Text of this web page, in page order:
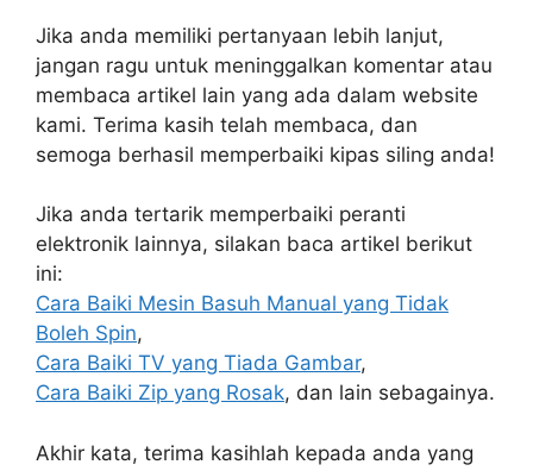
Jika anda memiliki pertanyaan lebih lanjut,
jangan ragu untuk meninggalkan komentar atau
membaca artikel lain yang ada dalam website
kami. Terima kasih telah membaca, dan
semoga berhasil memperbaiki kipas siling anda!
Jika anda tertarik memperbaiki peranti
elektronik lainnya, silakan baca artikel berikut
ini:
Cara Baiki Mesin Basuh Manual yang Tidak
Boleh Spin,
Cara Baiki TV yang Tiada Gambar,
Cara Baiki Zip yang Rosak, dan lain sebagainya.
Akhir kata, terima kasihlah kepada anda yang